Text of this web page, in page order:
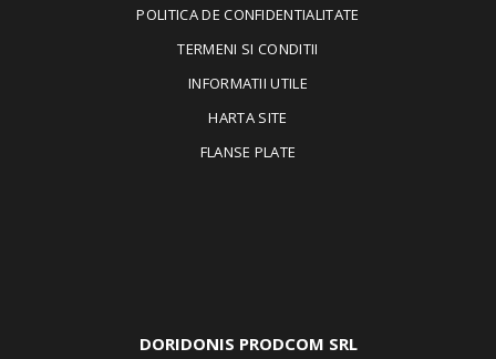
POLITICA DE CONFIDENTIALITATE
TERMENI SI CONDITII
INFORMATII UTILE
HARTA SITE
FLANSE PLATE
DORIDONIS PRODCOM SRL